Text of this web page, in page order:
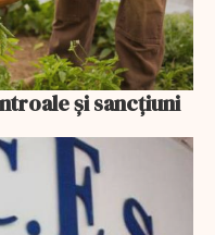
și sancțiuni